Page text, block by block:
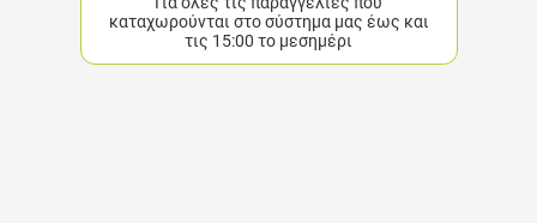
Για όλες τις παραγγελίες που καταχωρούνται στο
σύστημα μας έως και τις 15:00 το μεσημέρι